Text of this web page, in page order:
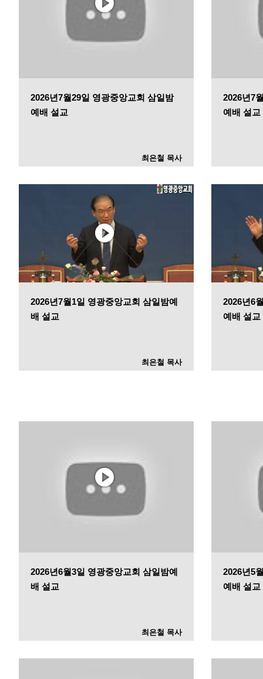
2026년7월29일 영광중앙교회 삼일밤
예배 설교
최은철 목사
2026년7
예배 설교
2026년7월1일 영광중앙교회 삼일밤예
배 설교
최은철 목사
2026년6
예배 설교
2026년6월3일 영광중앙교회 삼일밤예
배 설교
최은철 목사
2026년5
예배 설교